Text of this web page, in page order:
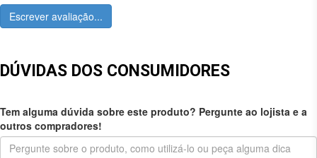
Escrever avaliação...
DÚVIDAS DOS CONSUMIDORES
Tem alguma dúvida sobre este produto? Pergunte ao lojista e a
outros compradores!